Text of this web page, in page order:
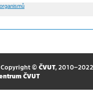
© ČVUT, 2010–2022
ČVUT